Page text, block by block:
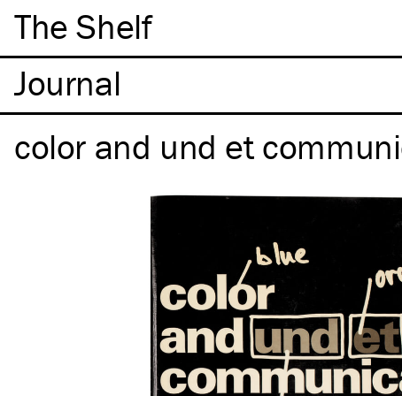
The Shelf
color and und et